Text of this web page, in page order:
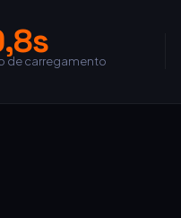
de carregamento